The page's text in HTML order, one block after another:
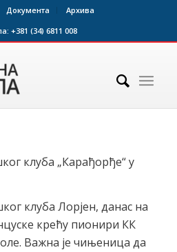
Документа
Архива
+381 (34) 6811 008
клуба „Карађорђе“ у
клуба Лорјен, данас на
крећу пионири КК
Важна је чињеница да